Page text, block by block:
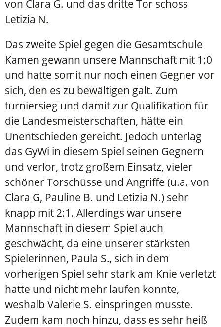
von Clara G. und das dritte Tor schoss
Letizia N.
Das zweite Spiel gegen die Gesamtschule
Kamen gewann unsere Mannschaft mit 1:0
und hatte somit nur noch einen Gegner vor
sich, den es zu bewältigen galt. Zum
turniersieg und damit zur Qualifikation für
die Landesmeisterschaften, hätte ein
Unentschieden gereicht. Jedoch unterlag
das GyWi in diesem Spiel seinen Gegnern
und verlor, trotz großem Einsatz, vieler
schöner Torschüsse und Angriffe (u.a. von
Clara G, Pauline B. und Letizia N.) sehr
knapp mit 2:1. Allerdings war unsere
Mannschaft in diesem Spiel auch
geschwächt, da eine unserer stärksten
Spielerinnen, Paula S., sich in dem
vorherigen Spiel sehr stark am Knie verletzt
hatte und nicht mehr laufen konnte,
weshalb Valerie S. einspringen musste.
Zudem kam noch hinzu, dass es sehr heiß